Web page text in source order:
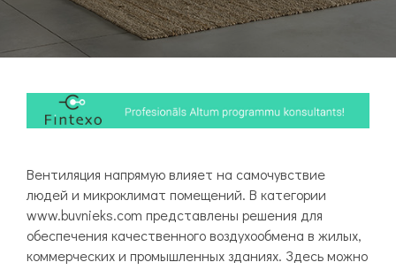
Вентиляция напрямую влияет на самочувствие
людей и микроклимат помещений. В категории
www.buvnieks.com представлены решения для
обеспечения качественного воздухообмена в жилых,
коммерческих и промышленных зданиях. Здесь можно